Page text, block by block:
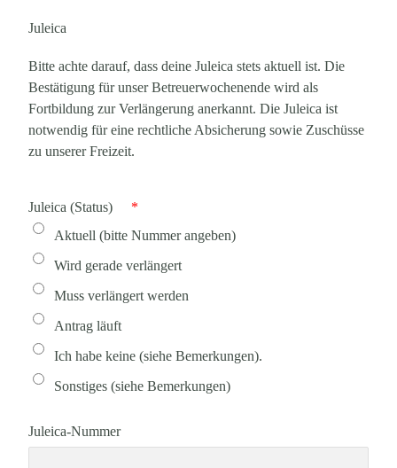
Juleica
Bitte achte darauf, dass deine Juleica stets aktuell ist. Die
Bestätigung für unser Betreuerwochenende wird als
Fortbildung zur Verlängerung anerkannt. Die Juleica ist
notwendig für eine rechtliche Absicherung sowie Zuschüsse
zu unserer Freizeit.
Juleica (Status)
*
Aktuell (bitte Nummer angeben)
Wird gerade verlängert
Muss verlängert werden
Antrag läuft
Ich habe keine (siehe Bemerkungen).
Sonstiges (siehe Bemerkungen)
Juleica-Nummer